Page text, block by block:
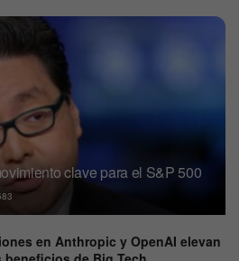
clave para el S&P 500
en Anthropic y OpenAI elevan